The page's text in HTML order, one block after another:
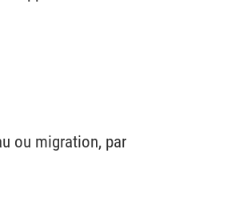
ou migration, par